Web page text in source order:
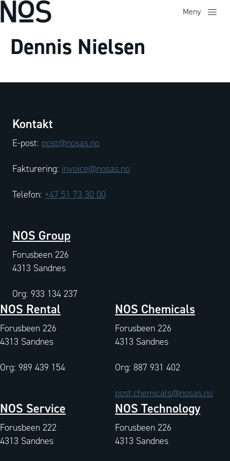
Meny
Dennis Nielsen
Kontakt
E-post: post@nosas.no
Fakturering: invoice@nosas.no
Telefon: +47 51 73 30 00
NOS Group
Forusbeen 226
4313 Sandnes
Org: 933 134 237
NOS Rental
Forusbeen 226
4313 Sandnes
Org: 989 439 154
NOS Chemicals
Forusbeen 226
4313 Sandnes
Org: 887 931 402
post.chemicals@nosas.no
NOS Service
Forusbeen 222
4313 Sandnes
NOS Technology
Forusbeen 226
4313 Sandnes